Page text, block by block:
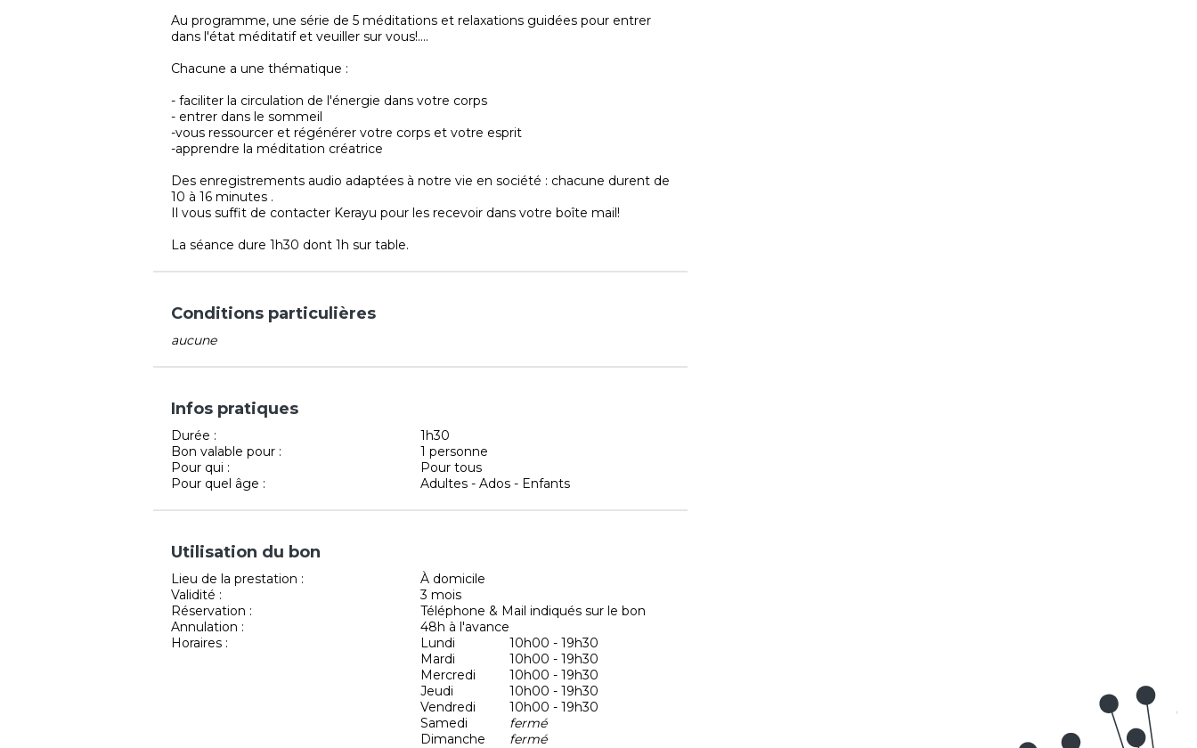
Au programme, une série de 5 méditations et relaxations guidées pour entrer
dans l'état méditatif et veuiller sur vous!....
Chacune a une thématique :
- faciliter la circulation de l'énergie dans votre corps
- entrer dans le sommeil
-vous ressourcer et régénérer votre corps et votre esprit
-apprendre la méditation créatrice
Des enregistrements audio adaptées à notre vie en société : chacune durent de
10 à 16 minutes .
Il vous suffit de contacter Kerayu pour les recevoir dans votre boîte mail!
La séance dure 1h30 dont 1h sur table.
Conditions particulières
aucune
Infos pratiques
Durée :
1h30
Bon valable pour :
1 personne
Pour qui :
Pour tous
Pour quel âge :
Adultes - Ados - Enfants
Utilisation du bon
Lieu de la prestation :
À domicile
Validité :
3 mois
Réservation :
Téléphone & Mail indiqués sur le bon
Annulation :
48h à l'avance
Horaires :
Lundi
10h00 - 19h30
Mardi
10h00 - 19h30
Mercredi
10h00 - 19h30
Jeudi
10h00 - 19h30
Vendredi
10h00 - 19h30
Samedi
fermé
Dimanche
fermé